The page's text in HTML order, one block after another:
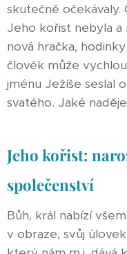
skutečně očekávaly.
Jeho kořist nebyla a
nová hračka,
člověk může
jménu Ježíše seslal
svatého. Jaké
Jeho kořist:
společenství
Bůh, král nabízí
v obraze, svůj